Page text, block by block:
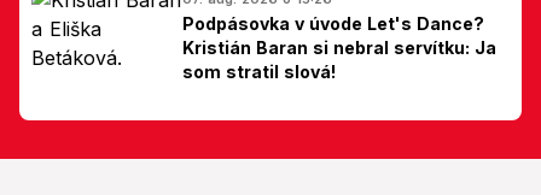
Podpásovka v úvode Let's Dance?
Kristián Baran si nebral servítku: Ja
som stratil slová!